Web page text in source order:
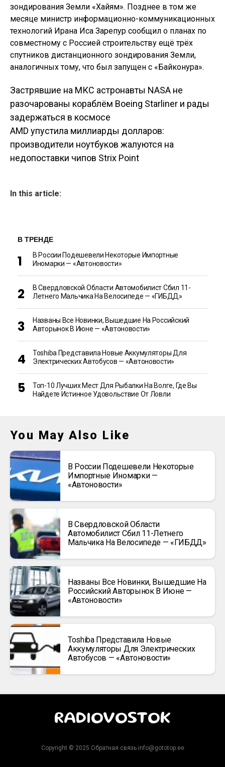
зондирования Земли «Хайям». Позднее в том же
месяце министр информационно-коммуникационных
технологий Ирана Иса Зарепур сообщил о планах по
совместному с Россией строительству ещё трёх
спутников дистанционного зондирования Земли,
аналогичных тому, что был запущен с «Байконура».
Навигация по
записям
Застрявшие на МКС астронавты NASA не
разочарованы кораблём Boeing Starliner и рады
задержаться в космосе
AMD упустила миллиарды долларов:
производители ноутбуков жалуются на
недопоставки чипов Strix Point
In this article:
В ТРЕНДЕ
В России Подешевели Некоторые Импортные
Иномарки — «Автоновости»
В Свердловской Области Автомобилист Сбил 11-
Летнего Мальчика На Велосипеде — «ГИБДД»
Названы Все Новинки, Вышедшие На Российский
Авторынок В Июне — «Автоновости»
Toshiba Представила Новые Аккумуляторы Для
Электрических Автобусов — «Автоновости»
Топ-10 Лучших Мест Для Рыбалки На Волге, Где Вы
Найдете Истинное Удовольствие От Ловли
You May Also Like
В России Подешевели Некоторые
Импортные Иномарки —
«Автоновости»
В Свердловской Области
Автомобилист Сбил 11-Летнего
Мальчика На Велосипеде — «ГИБДД»
Названы Все Новинки, Вышедшие На
Российский Авторынок В Июне —
«Автоновости»
Toshiba Представила Новые
Аккумуляторы Для Электрических
Автобусов — «Автоновости»
RADIOVOSTOK
Copyright © 2025 Обратная связь info@gototop.ee